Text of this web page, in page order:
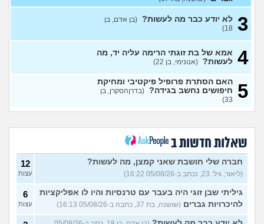
(אלירן, בן 30)
מתכננת חתונה ראשונה, יש
לכם עצות?
האם מה שאני מרגיש זה הגיוני
ותקין?
(לירון, בן 31)
איך להתגבר על רצון לקשר
לפני הזמן?
(אנונימית, בת 21)
הבילויים, זה מוריד לכם?
(לחם ושעשועים, בן 36)
13
כשרבתי עם בת הזוג שלי,
דחפתי אותה מתוך כעס. איך
להתמודד?
(אלכס, שם בדוי, בן
40)
13
עצות
איך להסביר לה שאני רוצה
להיפרד?
(עידן, בן 27)
20
עצות
3 לא יודע כבר מה לעשות? (בן אדם, בן
18)
4 אמא של בת זוגתי הרימה עליה יד, מה
לעשות? (אנונימי, בן 22)
5 האם הסתרת פרופיל פיקטיבי ומחיקת
חיפושים נחשב בגידה? (בדרןהסקרן, בן
33)
שאלות חדשות ב
חברה שלי חושבת שאני קמצן, מה לעשות?
(ליאור, גיל: 23, נכתב ב-05/08/26 16:22)
12
עצות
גיליתי שבן זוגי היה בעבר עם טרנסיות והיו לו אפליקציות
להיכרויות גברים (שושנה, בת 37, כתבה ב-05/08/26 16:13)
6
עצות